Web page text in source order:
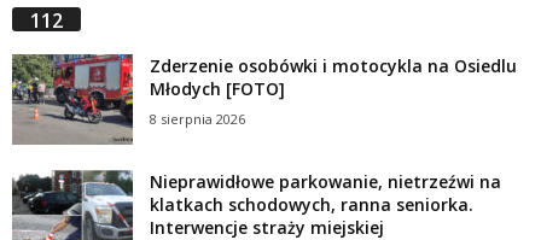
112
Zderzenie osobówki i motocykla na Osiedlu
Młodych [FOTO]
8 sierpnia 2026
Nieprawidłowe parkowanie, nietrzeźwi na
klatkach schodowych, ranna seniorka.
Interwencje straży miejskiej